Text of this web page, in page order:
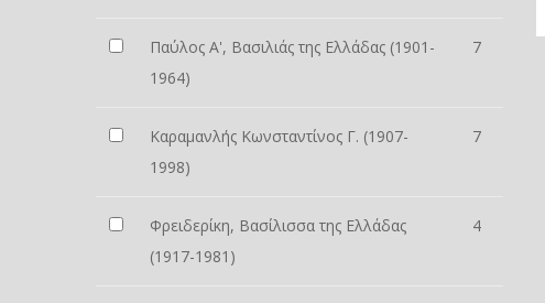
Παύλος Α', Βασιλιάς της Ελλάδας (1901-
1964)
7
Καραμανλής Κωνσταντίνος Γ. (1907-
1998)
7
Φρειδερίκη, Βασίλισσα της Ελλάδας
(1917-1981)
4